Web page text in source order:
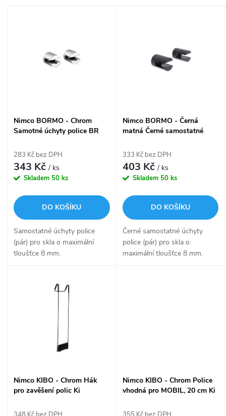
p
o
d
u
k
s
o
d
u
Nimco BORMO - Chrom
Samotné úchyty police BR
283 Kč bez DPH
343 Kč/ ks
Skladem 50 ks
DO KOŠÍKU
Samostatné úchyty police
(pár) pro skla o maximální
tloušťce 8 mm.
Nimco BORMO - Černá
matná Černé samostatné
11091BS-90
333 Kč bez DPH
403 Kč/ ks
Skladem 50 ks
DO KOŠÍKU
Černé samostatné úchyty
police (pár) pro skla o
maximální tloušťce 8 mm.
Nimco KIBO - Chrom Hák
pro zavěšení polic Ki
Nimco KIBO - Chrom Police
vhodná pro MOBIL, 20 cm Ki